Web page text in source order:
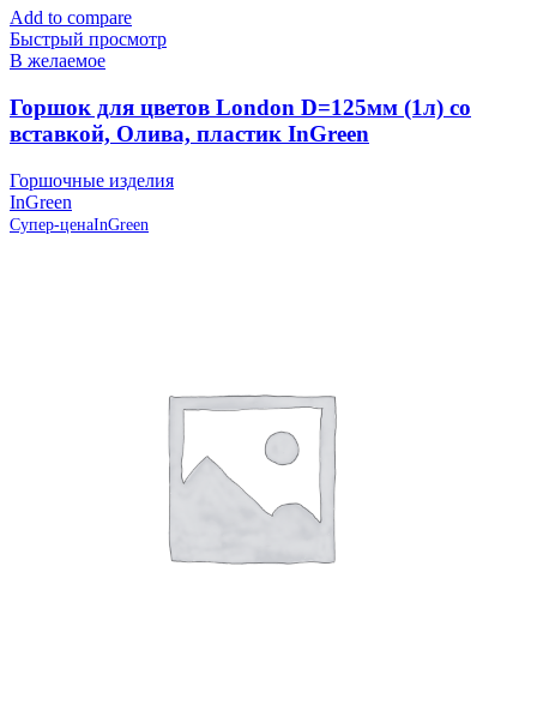
Add to compare
Быстрый просмотр
В желаемое
Горшок для цветов London D=125мм (1л) со
вставкой, Олива, пластик InGreen
Горшочные изделия
InGreen
Супер-ценаInGreen